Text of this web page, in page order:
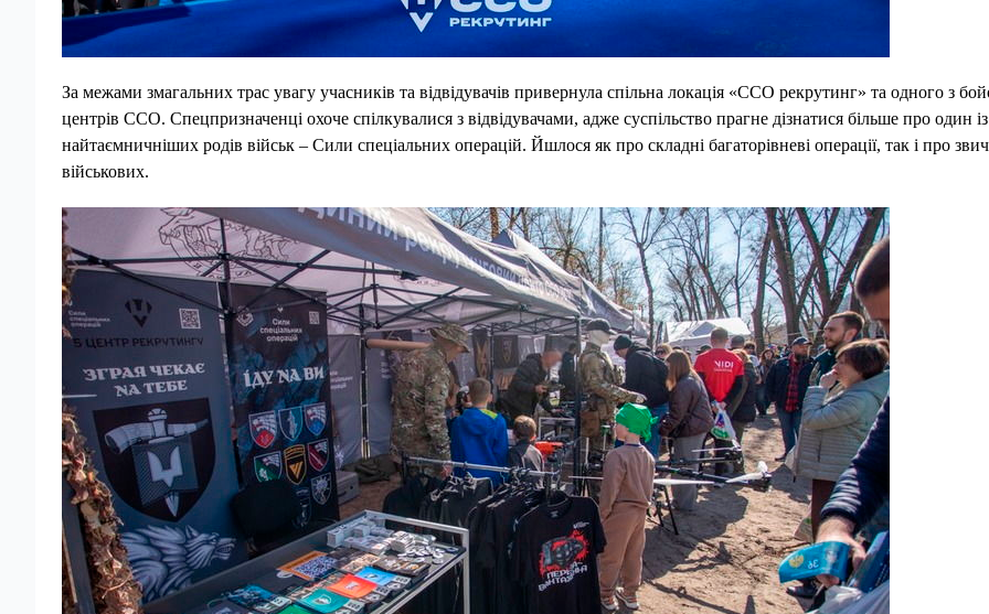
За межами змагальних трас увагу учасників та відвідувачів привернула спільна локація «ССО рекрутинг» та одного з
центрів ССО. Спецпризначенці охоче спілкувалися з відвідувачами, адже суспільство прагне дізнатися більше про один із
найтаємничніших родів військ – Сили спеціальних операцій. Йшлося як про складні багаторівневі операції, так і про
військових.